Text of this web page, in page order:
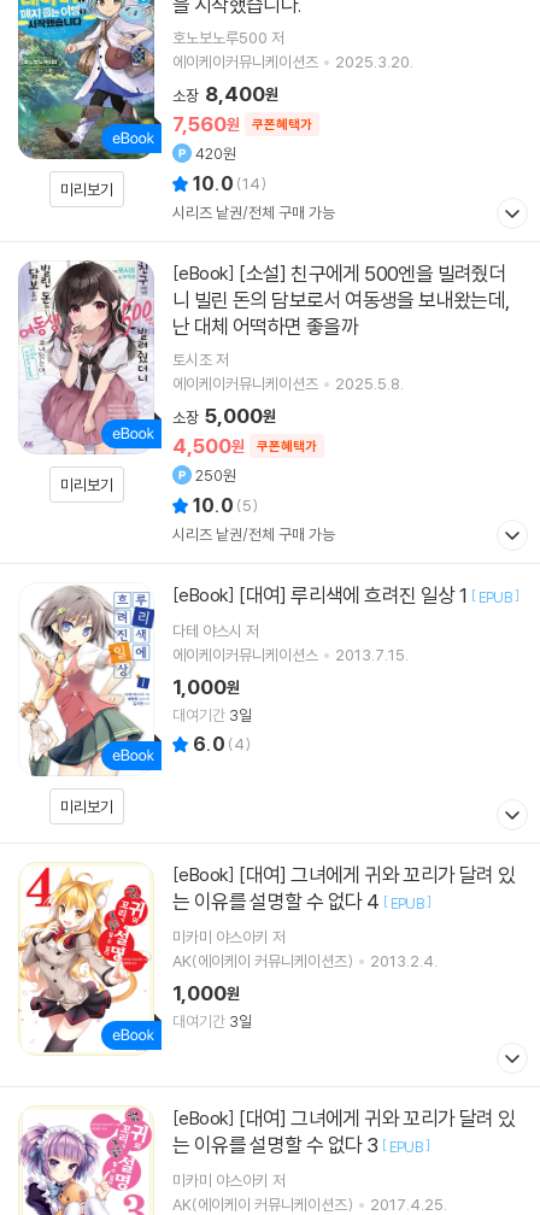
미리보기
호노보노루500 저
에이케이커뮤니케이션즈
2025.3.20.
7,560원 쿠폰혜택가
소장 8,400원
420원
10.0 (14)
시리즈 낱권/전체 구매 가능
미리보기
[eBook]
니 빌린 돈의 담보로서 여동생을 보내왔는데,
난 대체 어떡하면 좋을까
토시조 저
에이케이커뮤니케이션즈
2025.5.8.
4,500원 쿠폰혜택가
소장 5,000원
250원
10.0 (5)
시리즈 낱권/전체 구매 가능
미리보기
[eBook] [대여] 루리색에 흐려진 일상 1 [ EPUB]
다테 야스시 저
에이케이커뮤니케이션스
2013.7.15.
1,000원
대여기간 3일
6.0 (4)
[eBook]
는 이유를 설명할 수 없다 4 [ EPUB]
미카미 야스아키 저
AK(에이케이 커뮤니케이션즈)
2013.2.4.
1,000원
대여기간 3일
[eBook]
는 이유를 설명할 수 없다 3 [ EPUB]
미카미 야스아키 저
AK(에이케이 커뮤니케이션즈)
2017.4.25.